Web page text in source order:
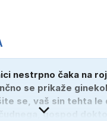
nestrpno čaka na
se prikaže
se, vaš sin tehta le
gospod